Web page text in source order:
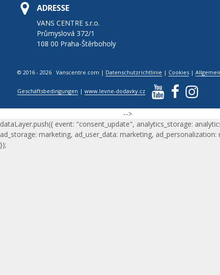
ADRESSE
VANS CENTRE s.r.o.
Průmyslová 372/1
108 00 Praha-Štěrboholy
© 2016 - 2026 Vanscentre.com | Datenschutzrichtlinie | Cookies |
Geschäftsbedingungen |www.levne-dodavky.cz
-->
dataLayer.push({ event: "consent_update", analytics_storage:
ad_storage: marketing, ad_user_data: marketing, ad_personalization:
});